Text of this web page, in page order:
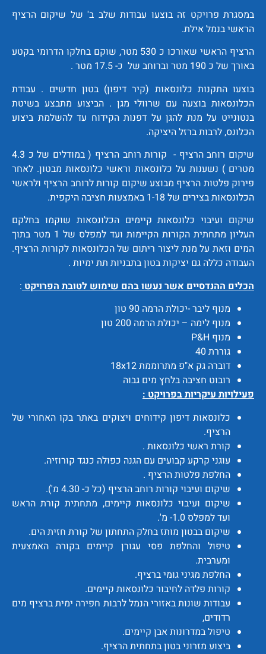
במסגרת פרויקט זה בוצעו עבודות שלב ב' של שיקום הרציף
הראשי בנמל אילת.
הרציף הראשי שאורכו כ 530 מטר, שוקם בחלקו הדרומי בקטע
באורך של כ 190 מטר וברוחב של כ- 17.5 מטר .
בוצעו התקנות כלונסאות (קיר דיפון) בטון חדשים . עבודת
הכלונסאות בוצעה עם שרוולי מגן . הביצוע מתבצע בשיטת
בנטונייט על מנת להגן על דפנות הקידוח עד להשלמת ביצוע
הכלונס, לרבות ברזל היציקה.
שיקום רוחב הרציף - קורות רוחב הרציף ( במודלים של כ 4.3
מטרים ) נשענות על כלונסאות וראשי כלונסאות מבטון. לאחר
פירוק פלטות הרציף מבוצע שיקום קורות לרוחב הרציף ולראשי
הכלונסאות בצירים של 1-18 באמצעות חציבה היקפית.
שיקום ועיבוי כלונסאות קיימים הכלונסאות שוקמו בחלקם
העליון מתחתית הקורות הקיימות ועד למפלס של 1 מטר בתוך
המים וזאת על מנת ליצור ריתום של הכלונסאות לקורות הרציף.
העבודה כללה גם יציקות בטון בתבניות תת ימיות .
הכלים ההנדסיים אשר נעשו בהם שימוש לטובת הפרויקט :
מנוף ליבר -יכולת הרמה 90 טון
מנוף לימה – יכולת הרמה 200 טון
מנוף P&H
גוררת 40
דוברה גק א"פ מתרוממת 18x12
רובוט חציבה בלחץ מים גבוה
פעילויות עיקריות בפרויקט :
כלונסאות דיפון קידוחים ויצוקים באתר בקו האחורי של
הרציף.
קורת ראשי כלונסאות .
עוגני קרקע קבועים עם הגנה כפולה כנגד קורוזיה.
החלפת פלטות הרציף .
שיקום ועיבוי קורות רוחב הרציף (כל כ- 4.30 מ').
שיקום ועיבוי כלונסאות קיימים, מתחתית קורת הראש
ועד למפלס 1.0- מ'.
שיקום בבטון מותז בחלק התחתון של קורת חזית הים.
טיפול והחלפת פסי עגורן קיימים בקורה האמצעית
ומערבית.
החלפת מגיני גומי ברציף.
קורות פלדה לחיבור כלונסאות קיימים.
עבודות שונות באזורי הנמל לרבות חפירה ימית ברציף מים
רדודים,
טיפול במדרונות אבן קיימים.
ביצוע מזרוני בטון בתחתית הרציף.